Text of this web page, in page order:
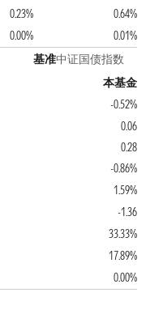
0.23%
0.64%
0.00% 0.01%
基准中证国债指数
本基金
-0.52%
0.06
0.28
-0.86%
1.59%
-1.36
33.33%
17.89%
0.00%